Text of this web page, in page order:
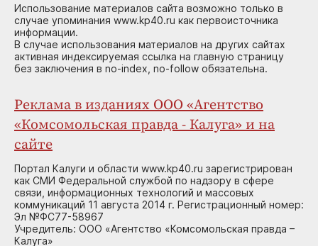
Использование материалов сайта возможно только в
случае упоминания www.kp40.ru как первоисточника
информации.
В случае использования материалов на других сайтах
активная индексируемая ссылка на главную страницу
без заключения в no-index, no-follow обязательна.
Реклама в изданиях ООО «Агентство
«Комсомольская правда - Калуга» и на
сайте
Портал Калуги и области www.kp40.ru зарегистрирован
как СМИ Федеральной службой по надзору в сфере
связи, информационных технологий и массовых
коммуникаций 11 августа 2014 г. Регистрационный номер:
Эл №ФС77-58967
Учредитель: ООО «Агентство «Комсомольская правда –
Калуга»